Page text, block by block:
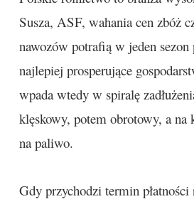
Susza, ASF, wahania cen zbóż
nawozów potrafią w jeden sezon
najlepiej prosperujące
wpada wtedy w spiralę
klęskowy, potem obrotowy, a
na paliwo.
Gdy przychodzi termin